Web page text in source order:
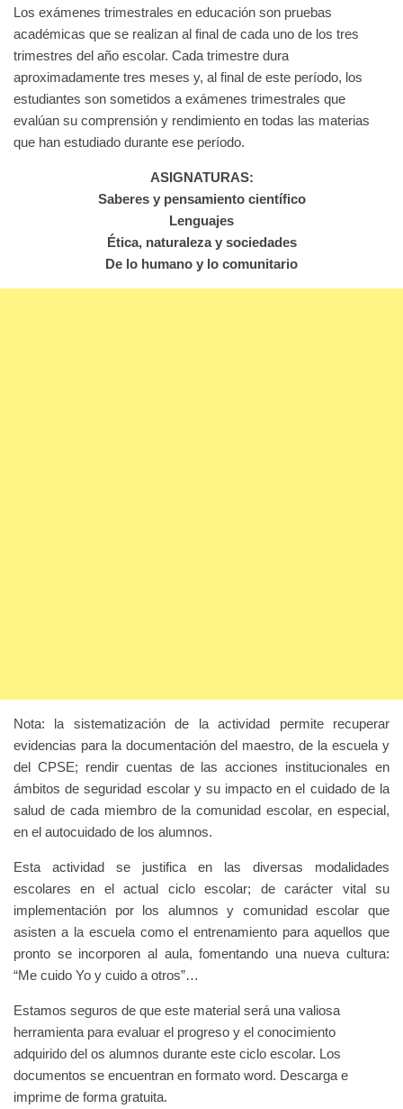
Los exámenes trimestrales en educación son pruebas
académicas que se realizan al final de cada uno de los tres
trimestres del año escolar. Cada trimestre dura
aproximadamente tres meses y, al final de este período, los
estudiantes son sometidos a exámenes trimestrales que
evalúan su comprensión y rendimiento en todas las materias
que han estudiado durante ese período.
ASIGNATURAS:
Saberes y pensamiento científico
Lenguajes
Ética, naturaleza y sociedades
De lo humano y lo comunitario
Nota: la sistematización de la actividad permite recuperar
evidencias para la documentación del maestro, de la escuela y
del CPSE; rendir cuentas de las acciones institucionales en
ámbitos de seguridad escolar y su impacto en el cuidado de la
salud de cada miembro de la comunidad escolar, en especial,
en el autocuidado de los alumnos.
Esta actividad se justifica en las diversas modalidades
escolares en el actual ciclo escolar; de carácter vital su
implementación por los alumnos y comunidad escolar que
asisten a la escuela como el entrenamiento para aquellos que
pronto se incorporen al aula, fomentando una nueva cultura:
“Me cuido Yo y cuido a otros”…
Estamos seguros de que este material será una valiosa
herramienta para evaluar el progreso y el conocimiento
adquirido del os alumnos durante este ciclo escolar. Los
documentos se encuentran en formato word. Descarga e
imprime de forma gratuita.